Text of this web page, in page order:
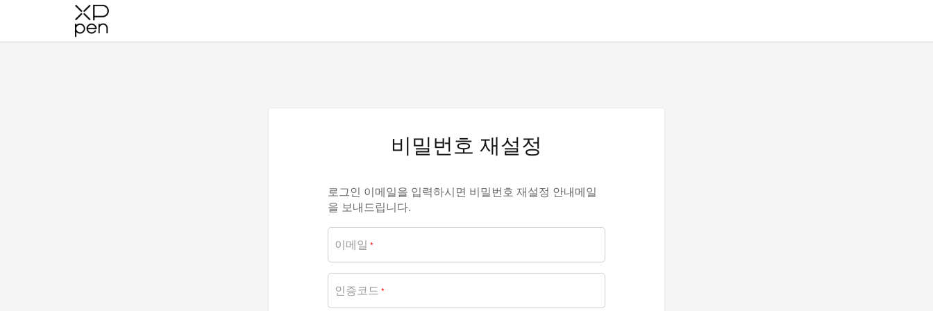
비밀번호 재설정
로그인 이메일을 입력하시면 비밀번호 재설정 안내메일
을 보내드립니다.
이메일 *
인증코드 *